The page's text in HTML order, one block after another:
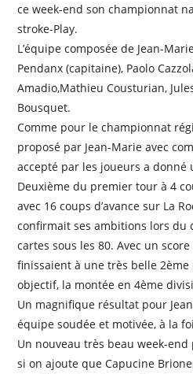
ce week-end son championnat
stroke-Play.
L’équipe composée de Jean-
Pendanx (capitaine), Paolo
Amadio,Mathieu Cousturian,
Bousquet.
Comme pour le championnat
proposé par Jean-Marie avec
accepté par les joueurs a
Deuxième du premier tour à 4
avec 16 coups d’avance sur La
confirmait ses ambitions lors du
cartes sous les 80. Avec un
finissaient à une très belle
objectif, la montée en 4ème
Un magnifique résultat pour
équipe soudée et motivée, à la
Un nouveau très beau week-
si on ajoute que Capucine